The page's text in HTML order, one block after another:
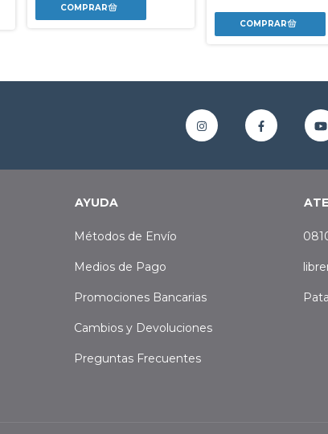
AYUDA
Métodos de Envío
Medios de Pago
Promociones Bancarias
Cambios y Devoluciones
Preguntas Frecuentes